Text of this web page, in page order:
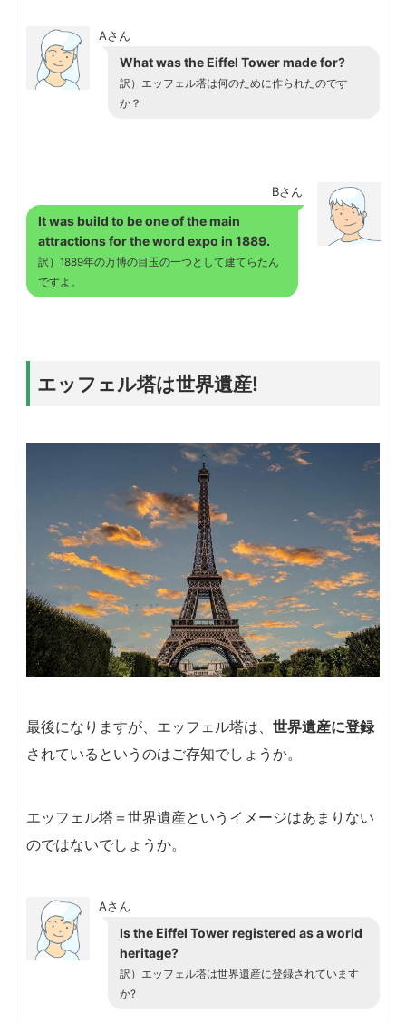
Aさん
What was the Eiffel Tower made for?
訳）エッフェル塔は何のために作られたのです
か？
Bさん
It was build to be one of the main
attractions for the word expo in 1889.
訳）1889年の万博の目玉の一つとして建てらたん
ですよ。
エッフェル塔は世界遺産!
最後になりますが、エッフェル塔は、 世界遺産に登録
されているというのはご存知でしょうか。
エッフェル塔＝世界遺産というイメージはあまりない
のではないでしょうか。
Aさん
Is the Eiffel Tower registered as a world
heritage?
訳）エッフェル塔は世界遺産に登録されています
か?